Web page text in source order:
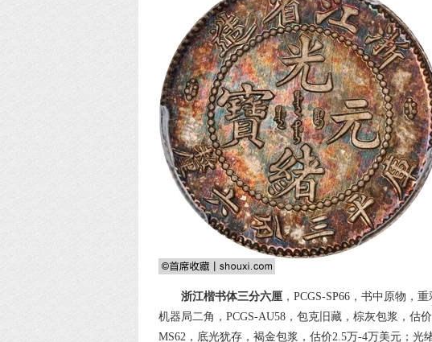
浙江楷书体三分六厘 ，PCGS-SP66，书中原物，
机器局二角，PCGS-AU58，包克旧藏，棕灰包浆，估
MS62，底光犹存，褐金包浆，估价2.5万-4万美元；光